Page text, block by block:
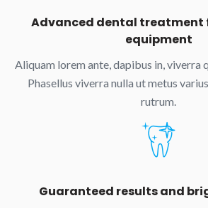
Advanced dental treatment
equipment
Aliquam lorem ante, dapibus in, viverra
Phasellus viverra nulla ut metus
rutrum.
Guaranteed results and